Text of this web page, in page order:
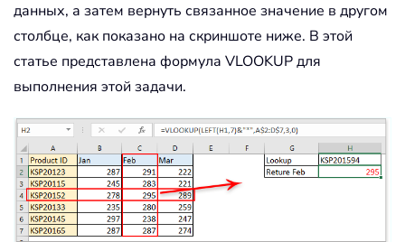
данных, а затем вернуть связанное значение в другом
столбце, как показано на скриншоте ниже. В этой
статье представлена формула VLOOKUP для
выполнения этой задачи.